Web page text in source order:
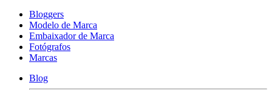
Bloggers
Modelo de Marca
Embaixador de Marca
Fotógrafos
Marcas
Blog